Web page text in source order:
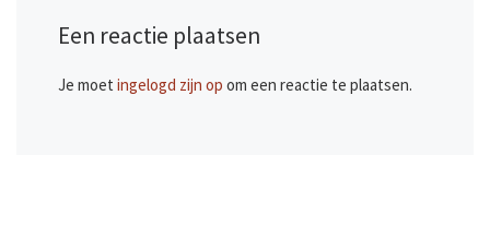
Een reactie plaatsen
Je moet ingelogd zijn op om een reactie te plaatsen.